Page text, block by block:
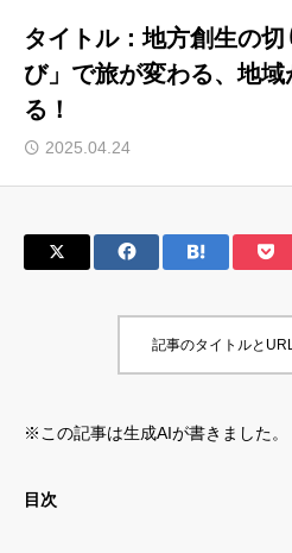
タイトル：地方創生の
び」で旅が変わる、地
る！
2025.04.24
記事のタイトルと
※この記事は生成AIが書きました。
目次
スポンサー登録
サロン会員登録
特定商取引法
プライバシーポリシー